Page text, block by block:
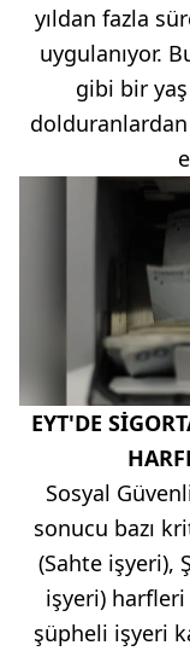
yıldan fazla
uygulanıyor.
gibi bir yaş
dolduranlardan
EYT'DE
Sosyal
sonucu bazı
(Sahte işyeri),
işyeri)
şüpheli işyeri